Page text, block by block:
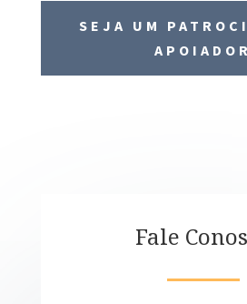
SEJA UM
APOIADOR
Fale